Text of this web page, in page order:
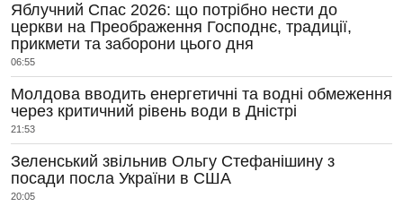
Яблучний Спас 2026: що потрібно нести до
церкви на Преображення Господнє, традиції,
прикмети та заборони цього дня
06:55
Молдова вводить енергетичні та водні обмеження
через критичний рівень води в Дністрі
21:53
Зеленський звільнив Ольгу Стефанішину з
посади посла України в США
20:05